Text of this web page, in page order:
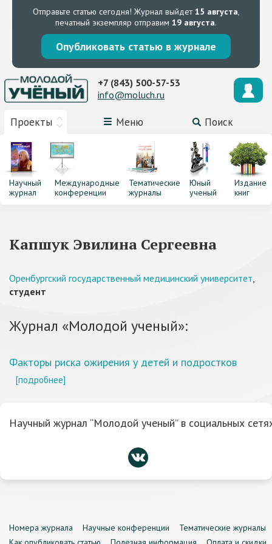
Отправьте статью сегодня! Журнал выйдет15 августа,
печатный экземпляр отправим 19 августа.
Опубликовать статью в журнале
Проекты Меню Поиск
+7 (843) 500-57-53
info@moluch.ru
Научный
журнал
Международные
конференции
Тематические
журналы
Юный
ученый
Издание
книг
Капшук Эвилина Сергеевна
Оренбургский государственный медицинский университет,
студент
Журнал «Молодой ученый»:
Факторы риска ожирения у детей и подростков
[подробнее]
Научный журнал “Молодой ученый” в социальных
Номера журнала Научные конференции
Тематические журналы